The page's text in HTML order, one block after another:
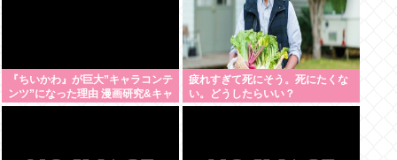
『ちいかわ』が巨大”キャラコンテ
ンツ”になった理由 漫画研究&キャ
ラクター論から紐解く
疲れすぎて死にそう。死にたくな
い。どうしたらいい？